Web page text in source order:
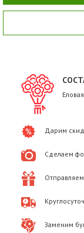
Дарим
Сделаем
Заменим